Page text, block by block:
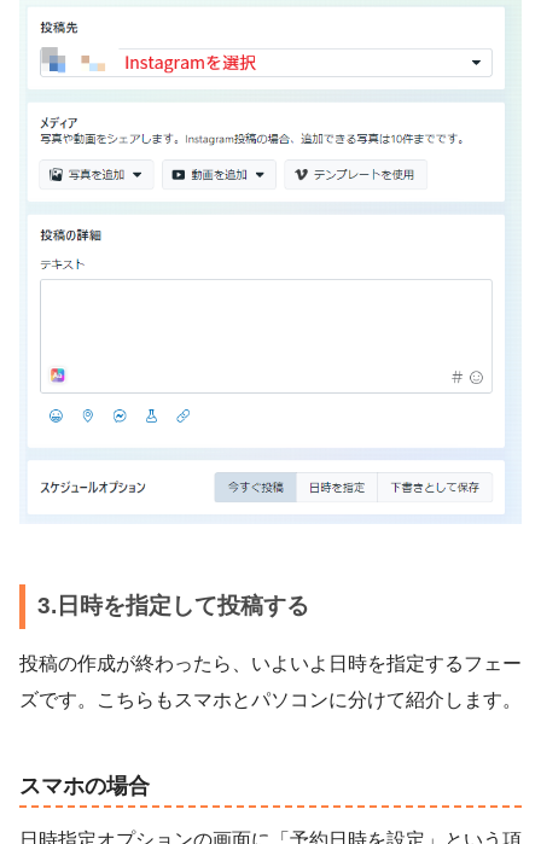
3.日時を指定して投稿する
投稿の作成が終わったら、いよいよ日時を指定するフェー
ズです。こちらもスマホとパソコンに分けて紹介します。
スマホの場合